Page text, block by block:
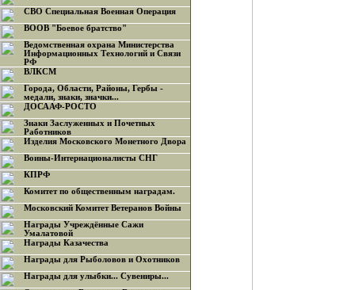
СВО Специальная Военная Операция
ВООВ "Боевое братство"
Ведомственная охрана Министерства
Информационных Технологий и Связи
РФ
ВЛКСМ
Города, Области, Районы, Гербы -
медали, знаки, значки...
ДОСААФ-РОСТО
Знаки Заслуженных и Почетных
Работников
Изделия Московского Монетного Двора
Воины-Интернационалисты СНГ
КПРФ
Комитет по общественным наградам.
Московский Комитет Ветеранов Войны
Награды Учреждённые Сажи
Умалатовой
Награды Казачества
Награды для Рыболовов и Охотников
Награды для улыбки... Сувениры...